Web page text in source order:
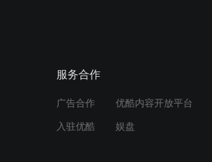
服务合作
广告合作 优酷内容开放平台
入驻优酷 娱盘